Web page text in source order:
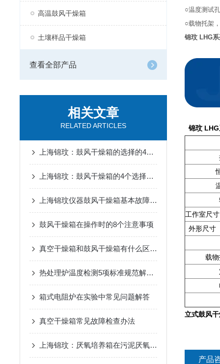
高温鼓风干燥箱
土壤样品干燥箱
查看全部产品
相关文章
RELATED ARTICLES
上海锦玟：鼓风干燥箱的选择的4个注意事项
上海锦玟：鼓风干燥箱的4个选择技巧
上海锦玟仪器鼓风干燥箱基本故障排除
鼓风干燥箱在操作时的8个注意事项
真空干燥箱和鼓风干燥箱有什么区别？
热处理炉温度检测5项标准规范解读一
箱式电阻炉在实验中常见问题解答
真空干燥箱常见故障检查办法
上海锦玟：厌氧培养箱在污泥厌氧消化实验中的应用
○温度测试
○载物托架
锦玟 LHG
锦玟
工作室
外形尺
载
立式鼓风
产品